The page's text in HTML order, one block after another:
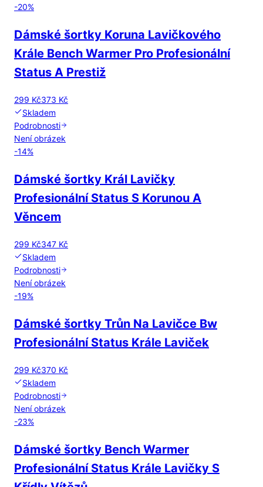
-20%
Dámské šortky Koruna Lavičkového
Krále Bench Warmer Pro Profesionální
Status A Prestiž
299 Kč373 Kč
Skladem
Podrobnosti
Není obrázek
-14%
Dámské šortky Král Lavičky
Profesionální Status S Korunou A
Věncem
299 Kč347 Kč
Skladem
Podrobnosti
Není obrázek
-19%
Dámské šortky Trůn Na Lavičce Bw
Profesionální Status Krále Laviček
299 Kč370 Kč
Skladem
Podrobnosti
Není obrázek
-23%
Dámské šortky Bench Warmer
Profesionální Status Krále Lavičky S